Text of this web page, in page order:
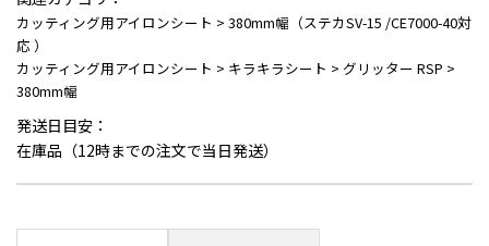
カッティング用アイロンシート > 380mm幅（ステカSV-15 /CE7000-40対
応 ）
カッティング用アイロンシート > キラキラシート > グリッター RSP >
380mm幅
発送日目安：
在庫品（12時までの注文で当日発送）